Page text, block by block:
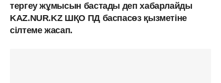
тергеу жұмысын бастады деп хабарлайды
KAZ.NUR.KZ ШҚО ПД баспасөз қызметіне
сілтеме жасап.